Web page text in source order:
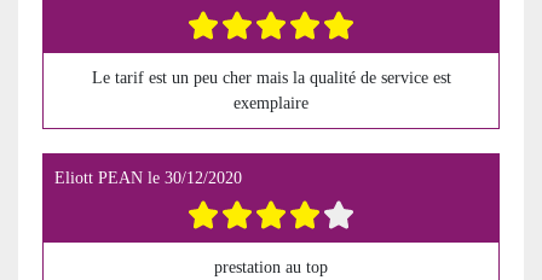
Le tarif est un peu cher mais la qualité de service est
exemplaire
Eliott PEAN le 30/12/2020
prestation au top